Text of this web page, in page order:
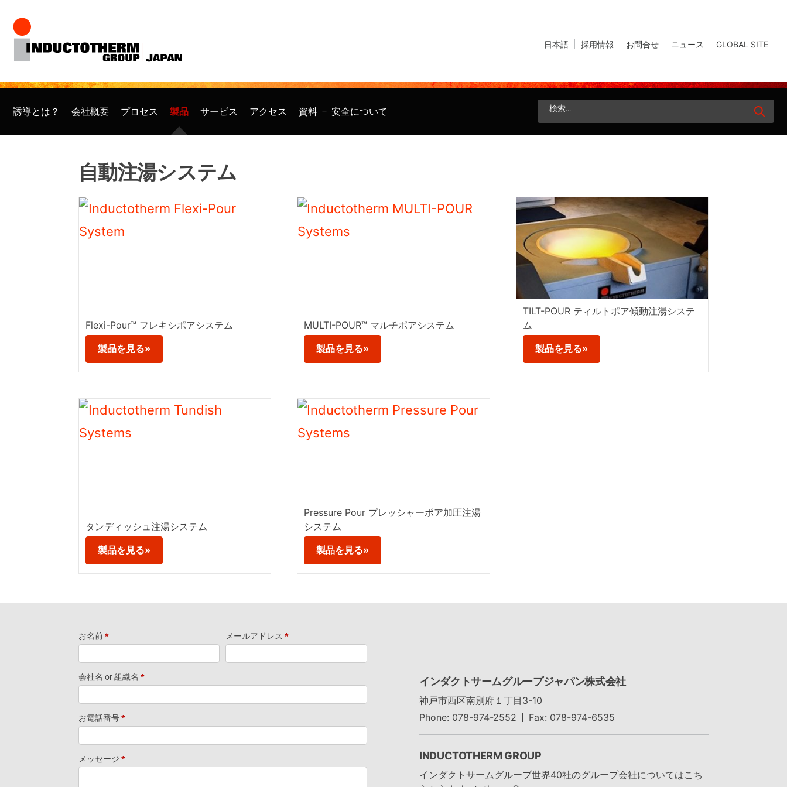
ン
日本語 採用情報 お問合せ ニュース GLOBAL SITE
誘導とは？ 会社概要 プロセス 製品 サービス アクセス 資料 － 安全について
検
自動注湯システム
Flexi-Pour™ フレキシポアシステム
製品を見る»
MULTI-POUR™ マルチポアシステム
製品を見る»
TILT-POUR ティルトポア傾動注湯システ
ム
製品を見る»
タンディッシュ注湯システム
製品を見る»
Pressure Pour プレッシャーポア加圧注湯
システム
製品を見る»
Request
Information
Footer
Widget-JP
お名前* メールアドレス*
会社名 or 組織名 *
お電話番号*
メッセージ *
インダクトサームグループジャパン株式会社
神戸市西区南別府１丁目3-10
Phone: 078-974-2552
Fax: 078-974-6535
INDUCTOTHERM GROUP
インダクトサームグループ世界40社のグループ会社についてはこち